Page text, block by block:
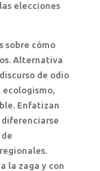
elecciones
sobre cómo
Alternativa
de odio
ecologismo,
Enfatizan
la zaga y con